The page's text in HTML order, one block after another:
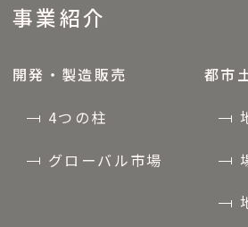
事業紹介
開発・製造販売
4つの柱
グローバル市場
都市